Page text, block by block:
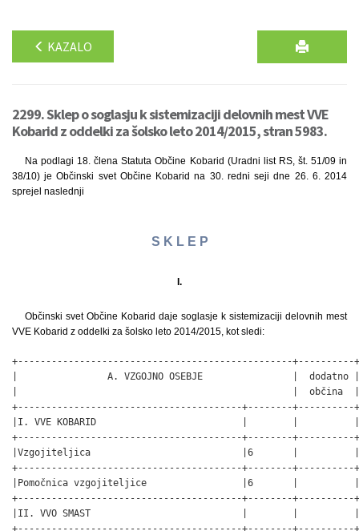
KAZALO
2299. Sklep o soglasju k sistemizaciji delovnih mest VVE
Kobarid z oddelki za šolsko leto 2014/2015, stran 5983.
Na podlagi 18. člena Statuta Občine Kobarid (Uradni list RS, št. 51/09 in
38/10) je Občinski svet Občine Kobarid na 30. redni seji dne 26. 6. 2014
sprejel naslednji
S K L E P
I.
Občinski svet Občine Kobarid daje soglasje k sistemizaciji delovnih mest
VVE Kobarid z oddelki za šolsko leto 2014/2015, kot sledi:
+-------------------------------------------------+----------+
|                A. VZGOJNO OSEBJE                |  dodatno |
|                                                 |  občina  |
+----------------------------------------+--------+----------+
|I. VVE KOBARID                          |        |          |
+----------------------------------------+--------+----------+
|Vzgojiteljica                           |6       |          |
+----------------------------------------+--------+----------+
|Pomočnica vzgojiteljice                 |6       |          |
+----------------------------------------+--------+----------+
|II. VVO SMAST                           |        |          |
+----------------------------------------+--------+----------+